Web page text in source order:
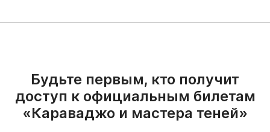
Будьте первым, кто получит
доступ к официальным билетам
«Караваджо и мастера теней»